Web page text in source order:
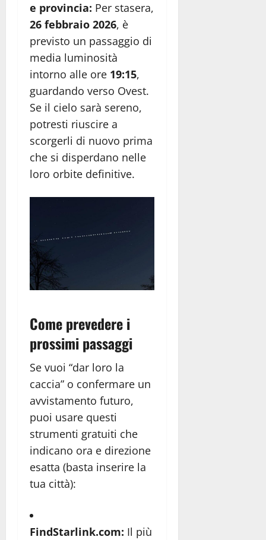
e provincia: Per stasera,
26 febbraio 2026, è
previsto un passaggio di
media luminosità
intorno alle ore 19:15,
guardando verso Ovest.
Se il cielo sarà sereno,
potresti riuscire a
scorgerli di nuovo prima
che si disperdano nelle
loro orbite definitive.
Come prevedere i
prossimi passaggi
Se vuoi “dar loro la
caccia” o confermare un
avvistamento futuro,
puoi usare questi
strumenti gratuiti che
indicano ora e direzione
esatta (basta inserire la
tua città):
FindStarlink.com: Il più